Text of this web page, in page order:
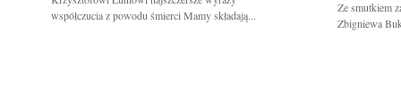
współczucia z powodu śmierci Mamy składają...
Ze smutkiem
Zbigniewa